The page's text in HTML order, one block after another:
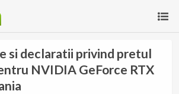
si declaratii privind pretul
NVIDIA GeForce RTX